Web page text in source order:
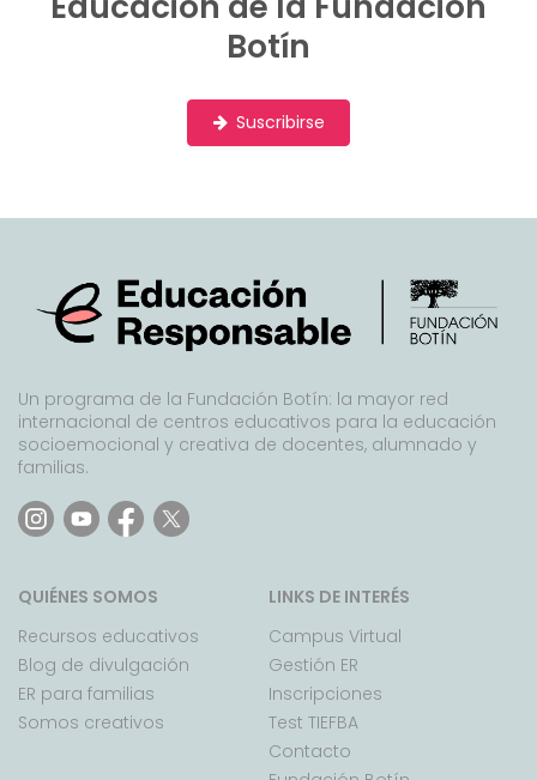
Botín
Suscribirse
Un programa de la Fundación Botín: la mayor red
internacional de centros educativos para la educación
socioemocional y creativa de docentes, alumnado y
familias.
QUIÉNES SOMOS
Recursos educativos
Blog de divulgación
ER para familias
Somos creativos
LINKS DE INTERÉS
Campus Virtual
Gestión ER
Inscripciones
Test TIEFBA
Contacto